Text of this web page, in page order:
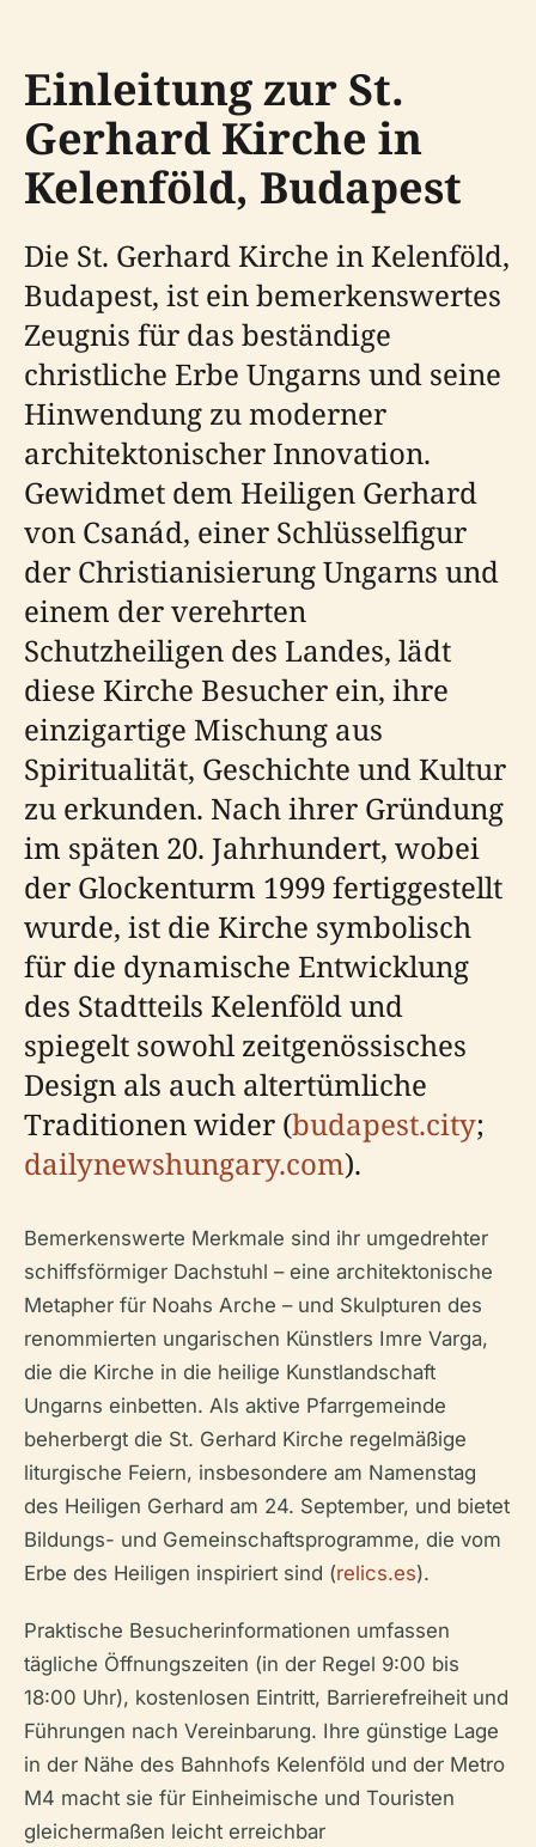
Einleitung zur St.
Gerhard Kirche in
Kelenföld, Budapest
Die St. Gerhard Kirche in Kelenföld,
Budapest, ist ein bemerkenswertes
Zeugnis für das beständige
christliche Erbe Ungarns und seine
Hinwendung zu moderner
architektonischer Innovation.
Gewidmet dem Heiligen Gerhard
von Csanád, einer Schlüsselfigur
der Christianisierung Ungarns und
einem der verehrten
Schutzheiligen des Landes, lädt
diese Kirche Besucher ein, ihre
einzigartige Mischung aus
Spiritualität, Geschichte und Kultur
zu erkunden. Nach ihrer Gründung
im späten 20. Jahrhundert, wobei
der Glockenturm 1999 fertiggestellt
wurde, ist die Kirche symbolisch
für die dynamische Entwicklung
des Stadtteils Kelenföld und
spiegelt sowohl zeitgenössisches
Design als auch altertümliche
Traditionen wider (budapest.city;
dailynewshungary.com).
Bemerkenswerte Merkmale sind ihr umgedrehter
schiffsförmiger Dachstuhl – eine architektonische
Metapher für Noahs Arche – und Skulpturen des
renommierten ungarischen Künstlers Imre Varga,
die die Kirche in die heilige Kunstlandschaft
Ungarns einbetten. Als aktive Pfarrgemeinde
beherbergt die St. Gerhard Kirche regelmäßige
liturgische Feiern, insbesondere am Namenstag
des Heiligen Gerhard am 24. September, und bietet
Bildungs- und Gemeinschaftsprogramme, die vom
Erbe des Heiligen inspiriert sind (relics.es).
Praktische Besucherinformationen umfassen
tägliche Öffnungszeiten (in der Regel 9:00 bis
18:00 Uhr), kostenlosen Eintritt, Barrierefreiheit und
Führungen nach Vereinbarung. Ihre günstige Lage
in der Nähe des Bahnhofs Kelenföld und der Metro
M4 macht sie für Einheimische und Touristen
gleichermaßen leicht erreichbar